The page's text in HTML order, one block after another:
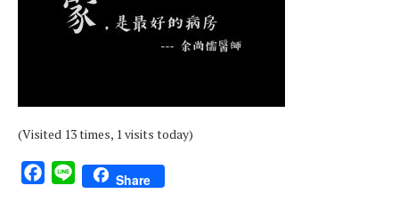
(Visited 13 times, 1 visits today)
Facebook
Line Share